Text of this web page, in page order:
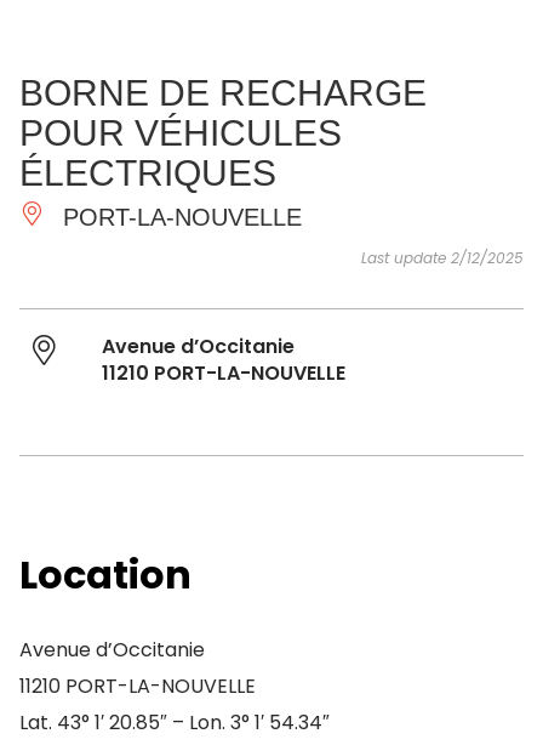
ESSENTIAL
AND
DO
INSPIRATIONS AGENDA
BORNE DE RECHARGE
POUR VÉHICULES
ÉLECTRIQUES
PORT-LA-NOUVELLE
Last update 2/12/2025
Avenue d’Occitanie
11210 PORT-LA-NOUVELLE
Location
Avenue d’Occitanie
11210 PORT-LA-NOUVELLE
Lat. 43° 1′ 20.85″ – Lon. 3° 1′ 54.34″